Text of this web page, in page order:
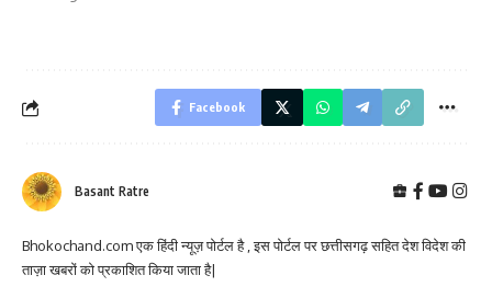
Facebook
Basant Ratre
Bhokochand.com एक हिंदी न्यूज़ पोर्टल है , इस पोर्टल पर छत्तीसगढ़ सहित देश विदेश की
ताज़ा खबरों को प्रकाशित किया जाता है|